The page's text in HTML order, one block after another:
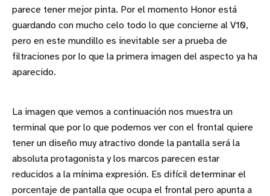
parece tener mejor pinta. Por el momento Honor está
guardando con mucho celo todo lo que concierne al V10,
pero en este mundillo es inevitable ser a prueba de
filtraciones por lo que la primera imagen del aspecto ya ha
aparecido.
La imagen que vemos a continuación nos muestra un
terminal que por lo que podemos ver con el frontal quiere
tener un diseño muy atractivo donde la pantalla será la
absoluta protagonista y los marcos parecen estar
reducidos a la mínima expresión. Es difícil determinar el
porcentaje de pantalla que ocupa el frontal pero apunta a